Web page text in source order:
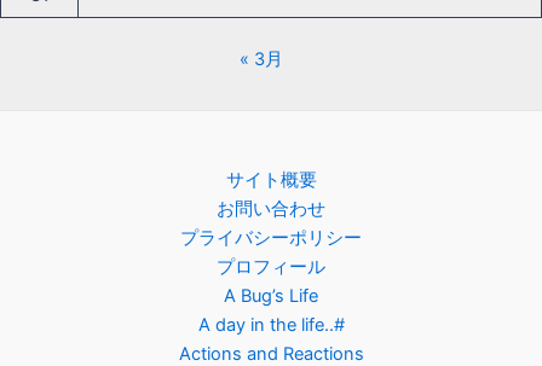
« 3月
サイト概要
お問い合わせ
プライバシーポリシー
プロフィール
A Bug’s Life
A day in the life..#
Actions and Reactions